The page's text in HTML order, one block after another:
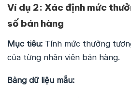
Ví dụ 2: Xác định mức
số bán hàng
Mục tiêu: Tính mức thưởng
của từng nhân viên bán hàng.
Bảng dữ liệu mẫu: